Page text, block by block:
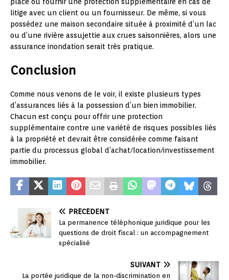
litige avec un client ou un fournisseur. De même, si vous
possédez une maison secondaire située à proximité d’un lac
ou d’une rivière assujettie aux crues saisonnières, alors une
assurance inondation serait très pratique.
Conclusion
Comme nous venons de le voir, il existe plusieurs types
d’assurances liés à la possession d’un bien immobilier.
Chacun est conçu pour offrir une protection
supplémentaire contre une variété de risques possibles liés
à la propriété et devrait être considérée comme faisant
partie du processus global d’achat/location/investissement
immobilier.
PRÉCÉDENT
La permanence téléphonique juridique pour les
questions de droit fiscal : un accompagnement
spécialisé
SUIVANT
La portée juridique de la non-discrimination en